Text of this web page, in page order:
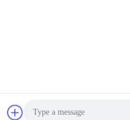
fournisseur. 2018-2026 ANHUI
Co., Ltd. Tout. Les